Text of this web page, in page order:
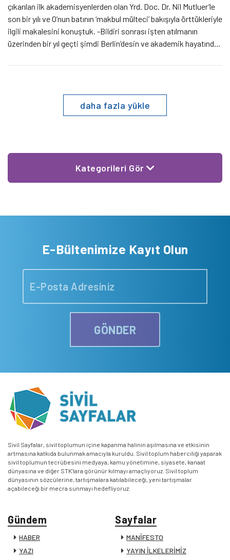
çıkarılan ilk akademisyenlerden olan Yrd. Doc. Dr. Nil Mutluer’le
son bir yılı ve O’nun batının ‘makbul mülteci’ bakışıyla örttükleriyle
ilgili makalesini konuştuk. -Bildiri sonrası işten atılmanın
üzerinden bir yıl geçti şimdi Berlin’desin ve akademik hayatında
dayanışmacı, hayal kırıklığı […]
daha fazla yükle
Kategorileri Gör
E-Bültenimize Kayıt Olun
GÖNDER
Sivil Sayfalar, sivil toplumun içine kapanma halinin aşılmasına ve etkisinin
artmasına katkıda bulunmak amacıyla kuruldu. Sivil toplum haberciliği yaparak
sivil toplumun tecrübesini medyaya, kamu yönetimine, siyasete, kanaat
dünyasına ve diğer STK’lara görünür kılmayı amaçlıyoruz. Sivil toplum
dünyasının sözcülerine, tartışmalara katılabileceği, yeni tartışmalar
açabileceği bir mecra sunmayı hedefliyoruz.
Gündem
HABER
YAZI
Sayfalar
MANİFESTO
YAYIN İLKELERİMİZ